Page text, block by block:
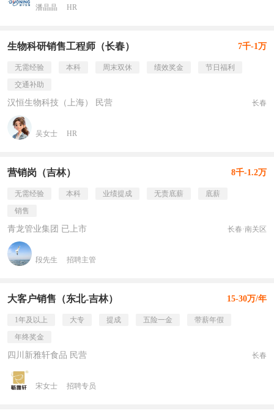
潘晶晶 HR
生物科研销售工程师（长春） 7千-1万
无需经验 本科 周末双休 绩效奖金
节日福利
交通补助
汉恒生物科技（上海） 民营 长春
吴女士 HR
营销岗（吉林） 8千-1.2万
无需经验 本科 业绩提成 无责底薪
底薪
销售
青龙管业集团 已上市 长春·南关区
段先生 招聘主管
大客户销售（东北-吉林） 15-30万/年
1年及以上 大专 提成 五险一金
带薪年假
年终奖金
四川新雅轩食品 民营 长春
宋女士 招聘专员